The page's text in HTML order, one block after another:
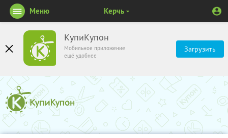
КупиКупон
Мобильное приложение
ещё удобнее
Загрузить
Меню Керчь